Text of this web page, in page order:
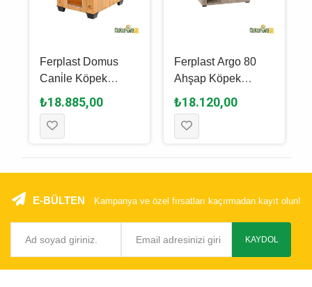
Ferplast Domus
Cani̇le Köpek
Kulübesi̇ - 61 x 73.5
x 55 Cm
₺18.885,00
Ferplast Argo 80
Ahşap Köpek
Kulübesi̇ 95.5 x
62.5 x 67 Cm
₺18.120,00
E-BÜLTEN Kampanya ve özel fırsatları kaçırmadan kayıt olun!
KAYDOL